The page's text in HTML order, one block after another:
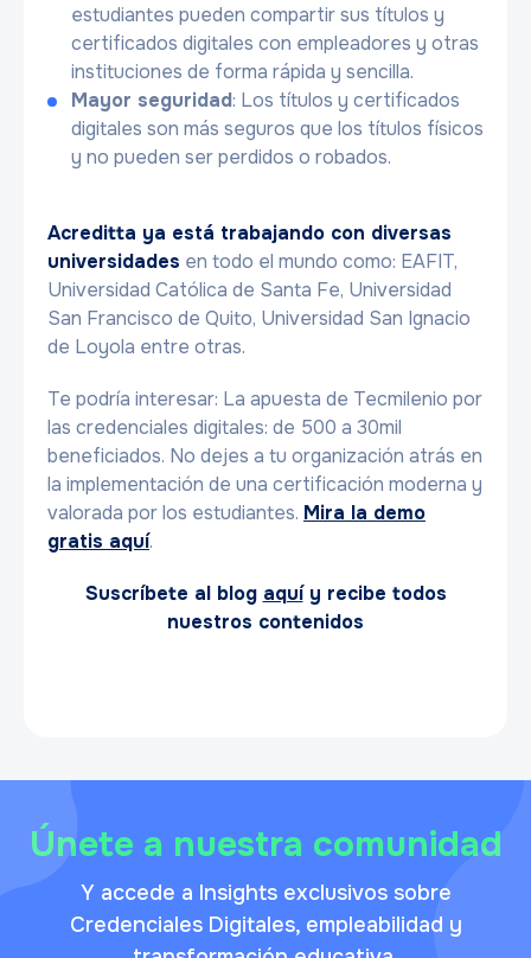
estudiantes pueden compartir sus títulos y
certificados digitales con empleadores y otras
instituciones de forma rápida y sencilla.
Mayor seguridad: Los títulos y certificados
digitales son más seguros que los títulos físicos
y no pueden ser perdidos o robados.
Acreditta ya está trabajando con diversas
universidades en todo el mundo como: EAFIT,
Universidad Católica de Santa Fe, Universidad
San Francisco de Quito, Universidad San Ignacio
de Loyola entre otras.
Te podría interesar: La apuesta de Tecmilenio por
las credenciales digitales: de 500 a 30mil
beneficiados. No dejes a tu organización atrás en
la implementación de una certificación moderna y
valorada por los estudiantes. Mira la demo
gratis aquí.
Suscríbete al blog aquíy recibe todos
nuestros contenidos
Únete a nuestra comunidad
Y accede a Insights exclusivos sobre
Credenciales Digitales, empleabilidad y